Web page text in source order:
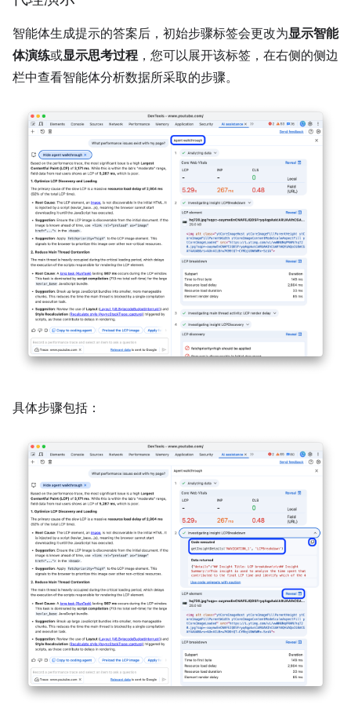
智能体生成提示的答案后，初始步骤标签会更改为显示智能
体演练或显示思考过程，您可以展开该标签，在右侧的侧边
栏中查看智能体分析数据所采取的步骤。
具体步骤包括：